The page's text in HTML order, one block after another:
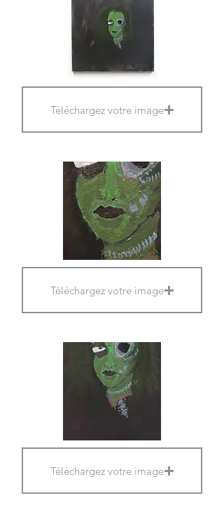
Téléchargez votre image
Téléchargez votre image
Téléchargez votre image